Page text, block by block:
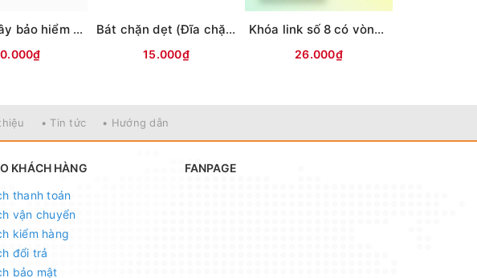
Combo Dây bảo hiểm tự động MTQ 20m gắn thùng + ghế Bát chặn dẹt (Đĩa chặn)
15.000₫
Khóa link số 8 có vòng bi QL
26.000₫
• Tin tức • Hướng dẫn
KHÁCH HÀNG
thanh toán
vận chuyển
kiểm hàng
đổi trả
bảo mật
FANPAGE